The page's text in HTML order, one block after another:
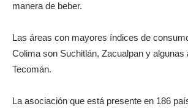
manera de beber.
Las áreas con mayores índices de
Colima son Suchitlán, Zacualpan y algunas
Tecomán.
La asociación que está presente en 186